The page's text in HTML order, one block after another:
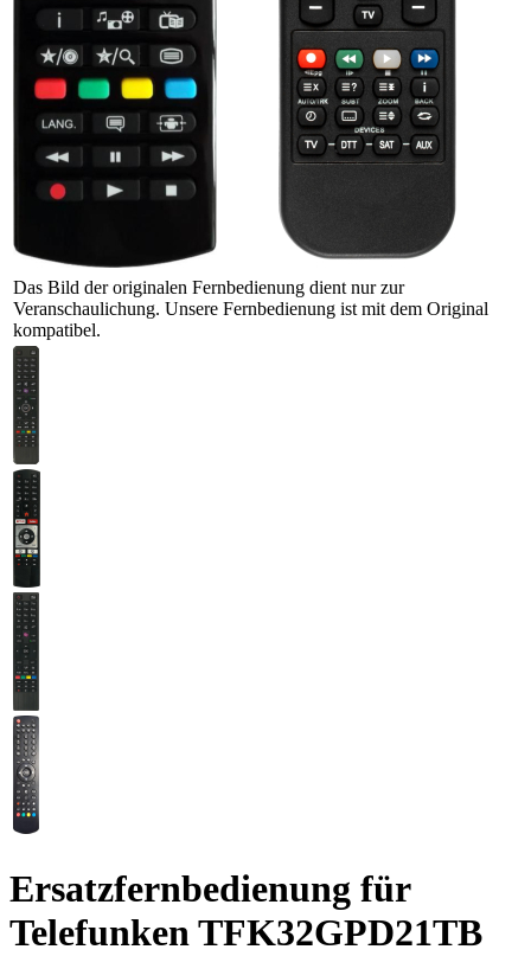
Das Bild der originalen Fernbedienung dient nur zur
Veranschaulichung. Unsere Fernbedienung ist mit dem Original
kompatibel.
Ersatzfernbedienung für
Telefunken TFK32GPD21TB